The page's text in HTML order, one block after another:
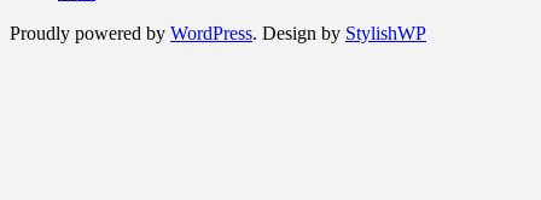
Proudly powered by WordPress. Design by StylishWP